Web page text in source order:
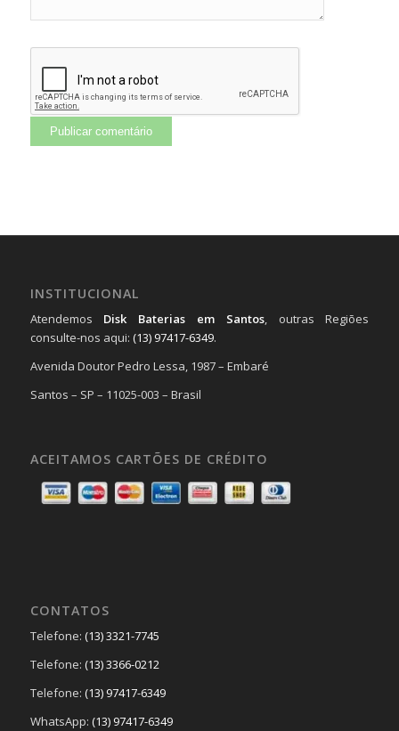
INSTITUCIONAL
Atendemos Disk Baterias em Santos, outras Regiões
consulte-nos aqui: (13) 97417-6349.
Avenida Doutor Pedro Lessa, 1987 – Embaré
Santos – SP – 11025-003 – Brasil
ACEITAMOS CARTÕES DE CRÉDITO
CONTATOS
Telefone: (13) 3321-7745
Telefone: (13) 3366-0212
Telefone: (13) 97417-6349
WhatsApp: (13) 97417-6349